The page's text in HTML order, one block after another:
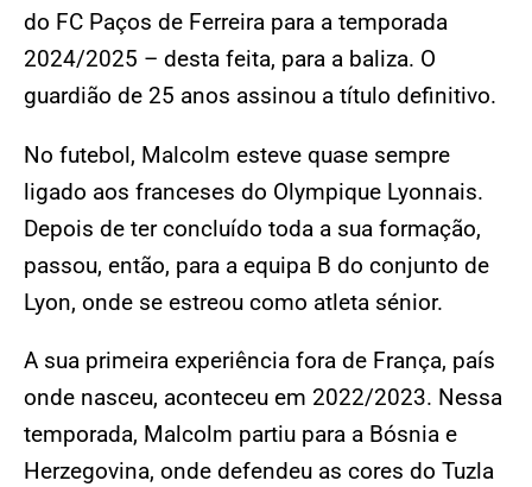
do FC Paços de Ferreira para a temporada
2024/2025 – desta feita, para a baliza. O
guardião de 25 anos assinou a título definitivo.
No futebol, Malcolm esteve quase sempre
ligado aos franceses do Olympique Lyonnais.
Depois de ter concluído toda a sua formação,
passou, então, para a equipa B do conjunto de
Lyon, onde se estreou como atleta sénior.
A sua primeira experiência fora de França, país
onde nasceu, aconteceu em 2022/2023. Nessa
temporada, Malcolm partiu para a Bósnia e
Herzegovina, onde defendeu as cores do Tuzla